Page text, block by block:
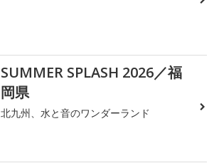
SUMMER SPLASH 2026／福
岡県
北九州、水と音のワンダーランド